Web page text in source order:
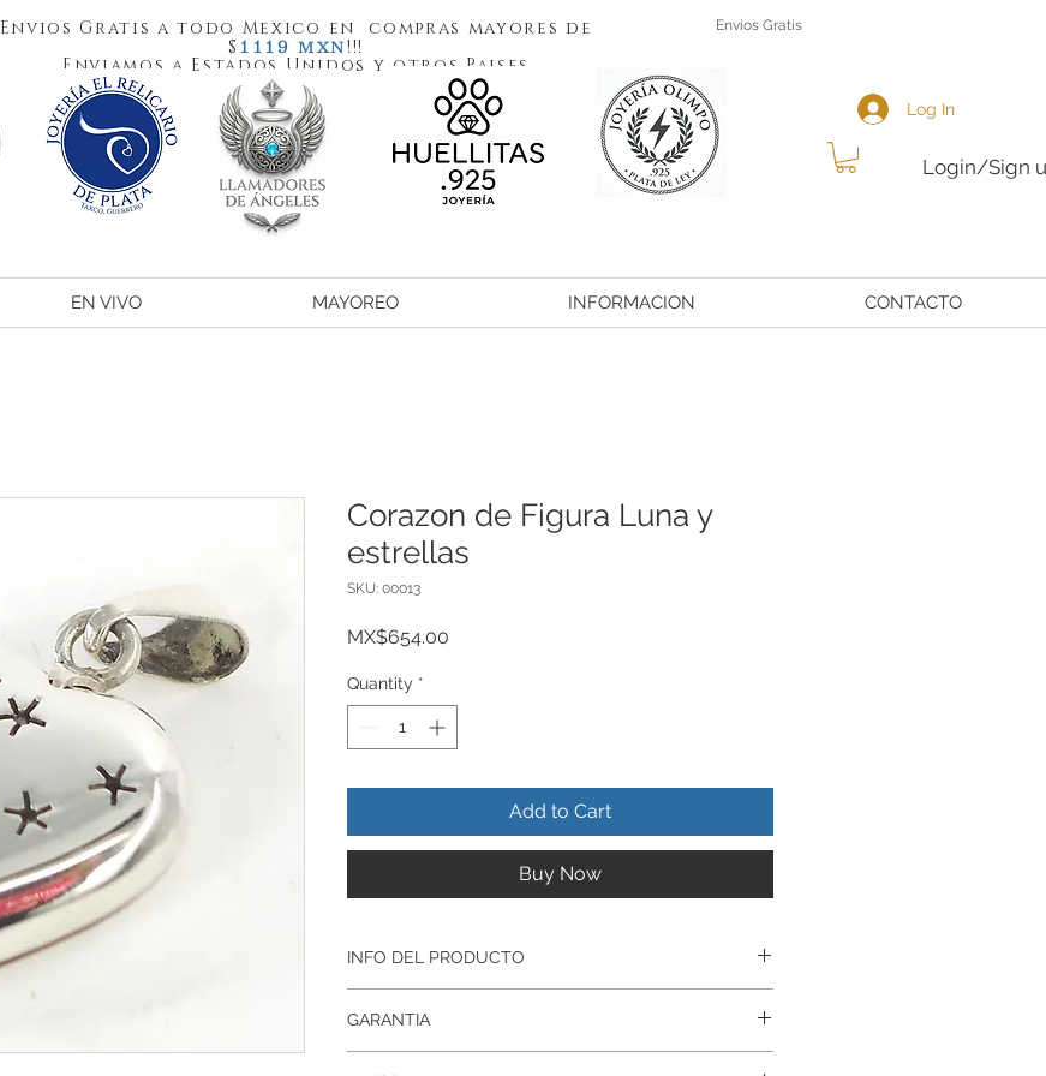
Envios Gratis a todo Mexico en compras mayores de
$ 1119 MXN!!!
Enviamos a Estados Unidos y otros Paises
Envios Gratis
Login/Sign
Log In
EN VIVO MAYOREO INFORMACION CONTACTO
Corazon de Figura Luna y
estrellas
SKU: 00013
MX$654.00
Quantity *
Add to Cart
Buy Now
INFO DEL PRODUCTO
ley.925
Todos nuestros productos estan realizados
GARANTIA